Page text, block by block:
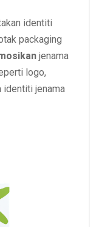
identiti
packaging
jenama
logo,
identiti jenama